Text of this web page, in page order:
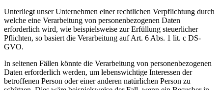
Unterliegt unser Unternehmen einer rechtlichen Verpflichtung durch
welche eine Verarbeitung von personenbezogenen Daten
erforderlich wird, wie beispielsweise zur Erfüllung steuerlicher
Pflichten, so basiert die Verarbeitung auf Art. 6 Abs. 1 lit. c DS-
GVO.
In seltenen Fällen könnte die Verarbeitung von personenbezogenen
Daten erforderlich werden, um lebenswichtige Interessen der
betroffenen Person oder einer anderen natürlichen Person zu